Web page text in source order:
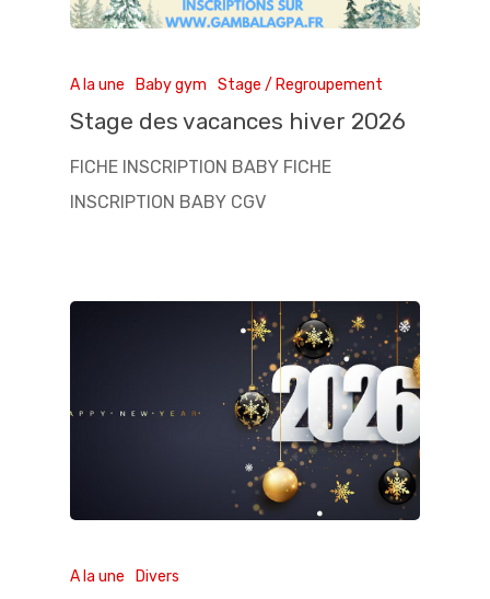
A la une Baby gym Stage / Regroupement
Stage des vacances hiver 2026
FICHE INSCRIPTION BABY FICHE
INSCRIPTION BABY CGV
A la une Divers